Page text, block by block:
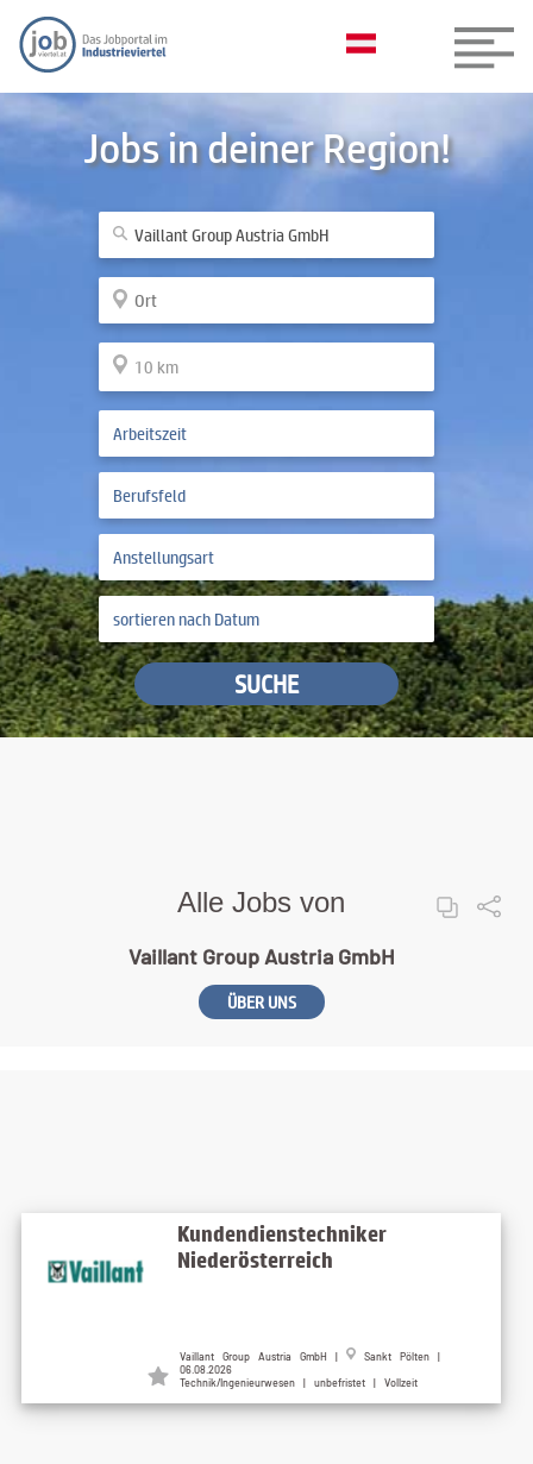
Jobs in deiner Region!
SUCHE
Alle Jobs von
Vaillant Group Austria GmbH
ÜBER UNS
Kundendienstechniker
Niederösterreich
Vaillant Group Austria GmbH |
Sankt Pölten |
06.08.2026
Technik/Ingenieurwesen | unbefristet | Vollzeit